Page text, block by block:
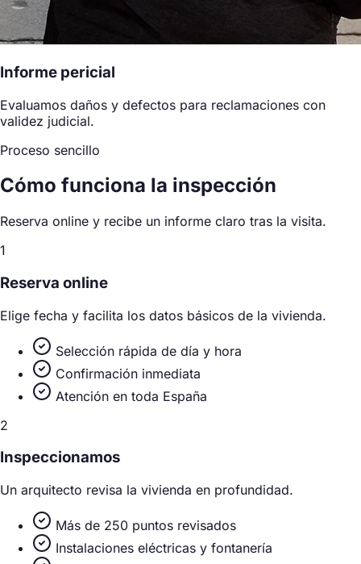
Informe pericial
Evaluamos daños y defectos para reclamaciones con
validez judicial.
Proceso sencillo
Cómo funciona la inspección
Reserva online y recibe un informe claro tras la visita.
1
Reserva online
Elige fecha y facilita los datos básicos de la vivienda.
Selección rápida de día y hora
Confirmación inmediata
Atención en toda España
2
Inspeccionamos
Un arquitecto revisa la vivienda en profundidad.
Más de 250 puntos revisados
Instalaciones eléctricas y fontanería